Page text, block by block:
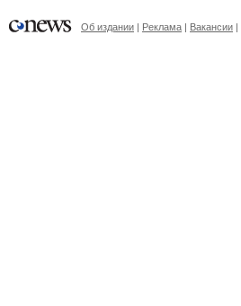
Об издании | Реклама | Вакансии |